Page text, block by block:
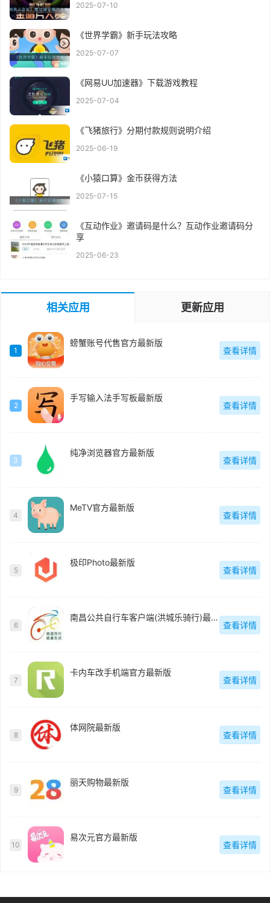
2025-07-10
《世界学霸》新手玩法攻略
2025-07-07
《网易UU加速器》下载游戏教程
2025-07-04
《飞猪旅行》分期付款规则说明介绍
2025-06-19
《小猿口算》金币获得方法
2025-07-15
《互动作业》邀请码是什么？互动作业邀请码分
享
2025-06-23
相关应用 更新应用
1
螃蟹账号代售官方最新版
查看详情
2
手写输入法手写板最新版
查看详情
3
纯净浏览器官方最新版
查看详情
4
MeTV官方最新版
查看详情
5
极印Photo最新版
查看详情
6
南昌公共自行车客户端(洪城乐骑行)最新版
查看详情
7
卡内车改手机端官方最新版
查看详情
8
体网院最新版
查看详情
9
丽天购物最新版
查看详情
10
易次元官方最新版
查看详情